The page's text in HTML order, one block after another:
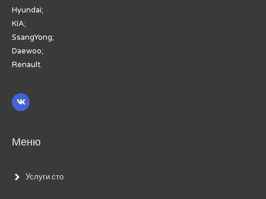
Hyundai;
KIA;
SsangYong;
Daewoo;
Renault.
Меню
Услуги сто